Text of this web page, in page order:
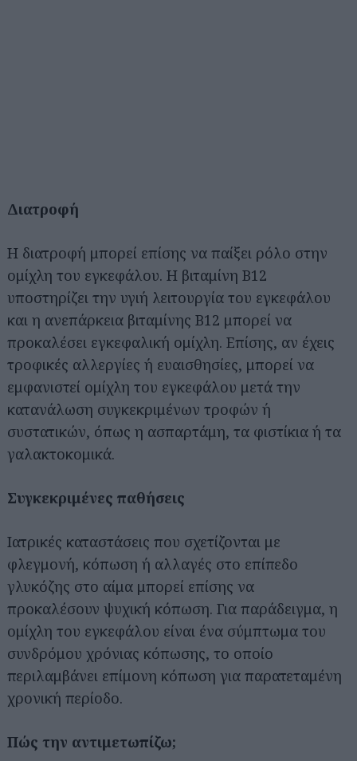
Διατροφή
Η διατροφή μπορεί επίσης να παίξει ρόλο στην
ομίχλη του εγκεφάλου. Η βιταμίνη Β12
υποστηρίζει την υγιή λειτουργία του εγκεφάλου
και η ανεπάρκεια βιταμίνης Β12 μπορεί να
προκαλέσει εγκεφαλική ομίχλη. Επίσης, αν έχεις
τροφικές αλλεργίες ή ευαισθησίες, μπορεί να
εμφανιστεί ομίχλη του εγκεφάλου μετά την
κατανάλωση συγκεκριμένων τροφών ή
συστατικών, όπως η ασπαρτάμη, τα φιστίκια ή τα
γαλακτοκομικά.
Συγκεκριμένες παθήσεις
Ιατρικές καταστάσεις που σχετίζονται με
φλεγμονή, κόπωση ή αλλαγές στο επίπεδο
γλυκόζης στο αίμα μπορεί επίσης να
προκαλέσουν ψυχική κόπωση. Για παράδειγμα, η
ομίχλη του εγκεφάλου είναι ένα σύμπτωμα του
συνδρόμου χρόνιας κόπωσης, το οποίο
περιλαμβάνει επίμονη κόπωση για παρατεταμένη
χρονική περίοδο.
Πώς την αντιμετωπίζω;